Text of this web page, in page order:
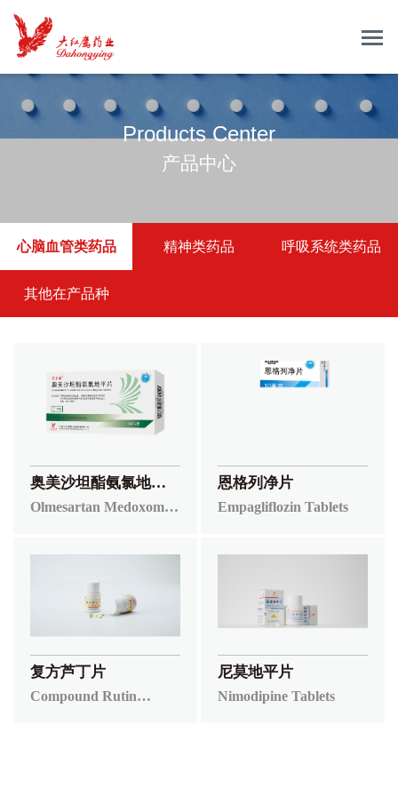
Products Center
产品中心
心脑血管类药品 精神类药品 呼吸系统类药品
其他在产品种
奥美沙坦酯氨氯地平
片
Olmesartan Medoxomil
恩格列净片
Empagliflozin Tablets
复方芦丁片
Compound Rutin
尼莫地平片
Nimodipine Tablets